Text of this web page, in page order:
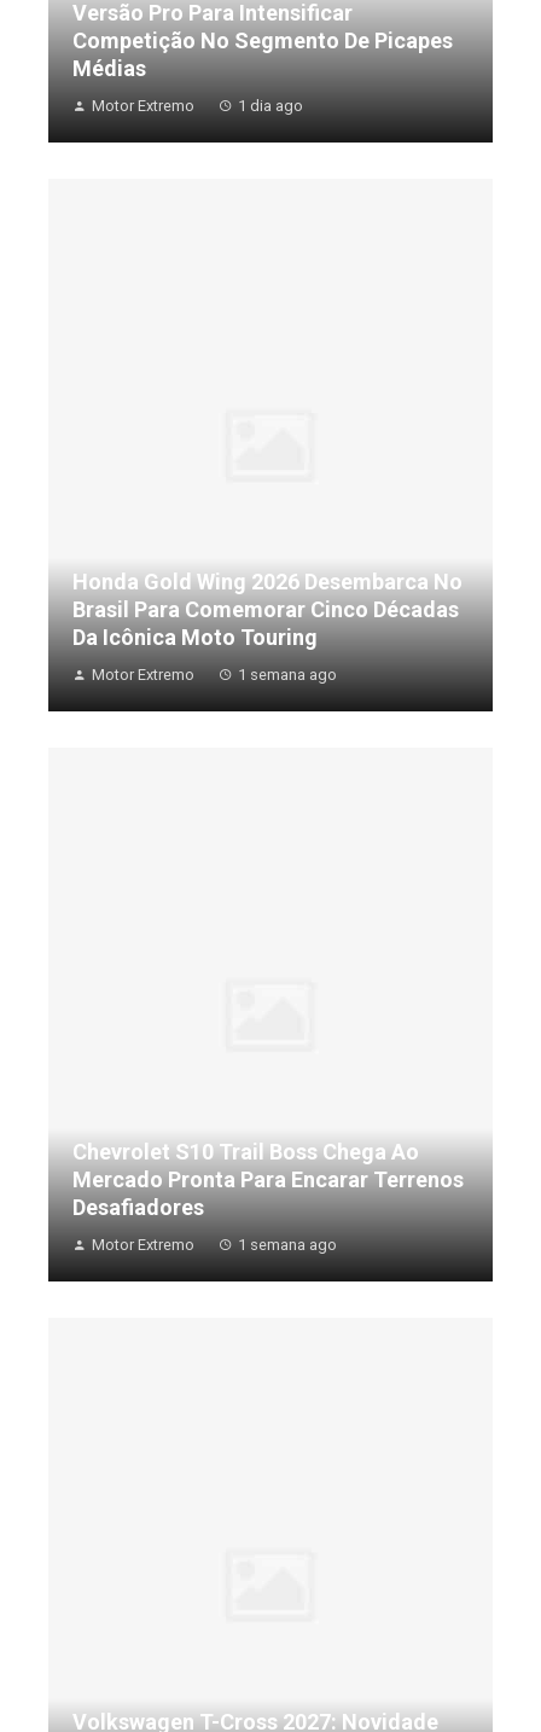
Versão Pro Para Intensificar
Competição No Segmento De Picapes
Médias
Motor Extremo 1 dia ago
Honda Gold Wing 2026 Desembarca No
Brasil Para Comemorar Cinco Décadas
Da Icônica Moto Touring
Motor Extremo 1 semana ago
Chevrolet S10 Trail Boss Chega Ao
Mercado Pronta Para Encarar Terrenos
Desafiadores
Motor Extremo 1 semana ago
Volkswagen T-Cross 2027: Novidade